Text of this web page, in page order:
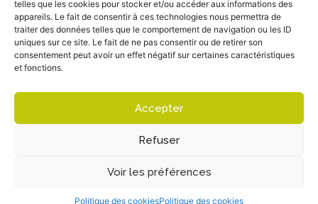
telles que les cookies pour stocker et/ou accéder aux informations des
appareils. Le fait de consentir à ces technologies nous permettra de
traiter des données telles que le comportement de navigation ou les ID
uniques sur ce site. Le fait de ne pas consentir ou de retirer son
consentement peut avoir un effet négatif sur certaines caractéristiques
et fonctions.
Accepter
Refuser
Voir les préférences
Politique des cookiesPolitique des cookies
COORDONNÉES
06 21 26 49 43
reynal.philippe@gmail.com
32 rue Lamartine, Bergerac
2024 © BATIAMO conçu parl’Agence Com’Libri